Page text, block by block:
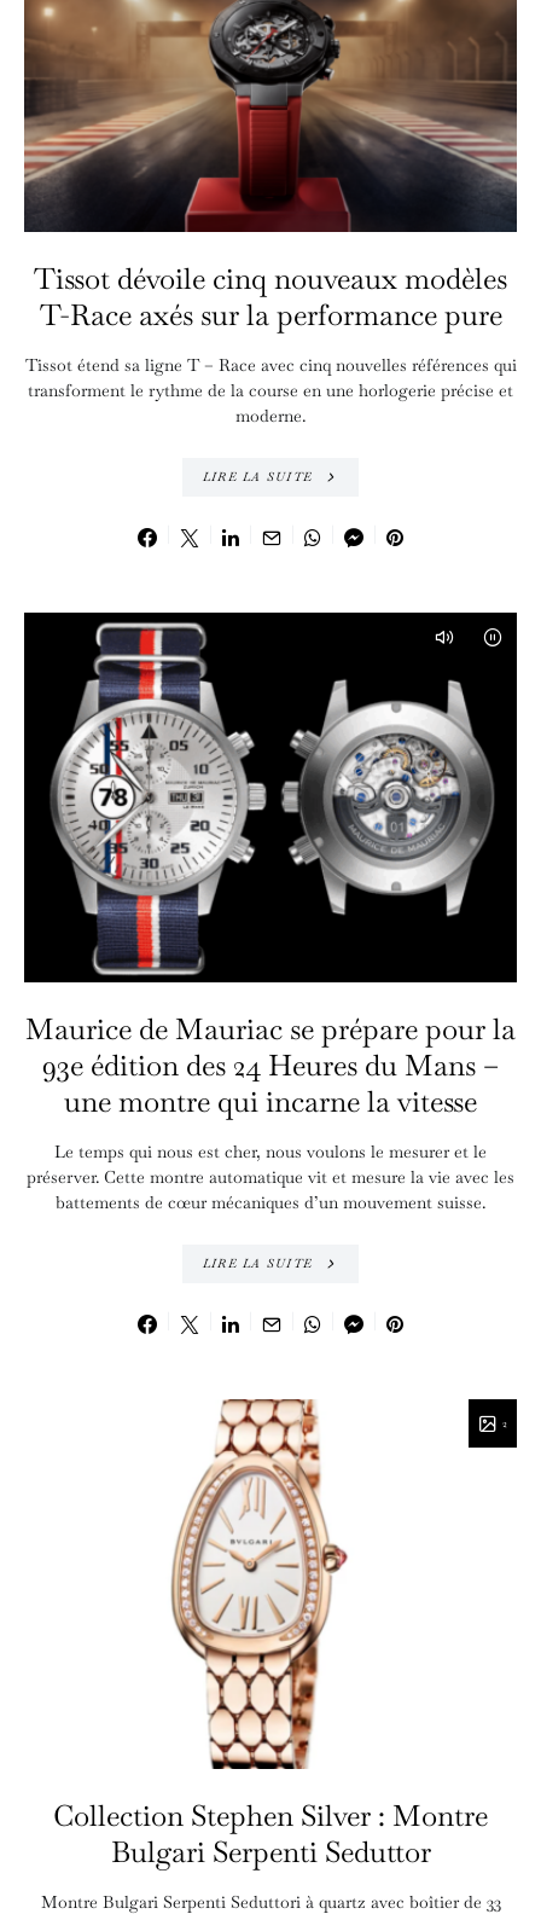
Tissot dévoile cinq nouveaux modèles
T-Race axés sur la performance pure
Tissot étend sa ligne T – Race avec cinq nouvelles références qui
transforment le rythme de la course en une horlogerie précise et
moderne.
LIRE LA SUITE
Maurice de Mauriac se prépare pour la
93e édition des 24 Heures du Mans –
une montre qui incarne la vitesse
Le temps qui nous est cher, nous voulons le mesurer et le
préserver. Cette montre automatique vit et mesure la vie avec les
battements de cœur mécaniques d’un mouvement suisse.
LIRE LA SUITE
2
Collection Stephen Silver : Montre
Bulgari Serpenti Seduttor
Montre Bulgari Serpenti Seduttori à quartz avec boîtier de 33